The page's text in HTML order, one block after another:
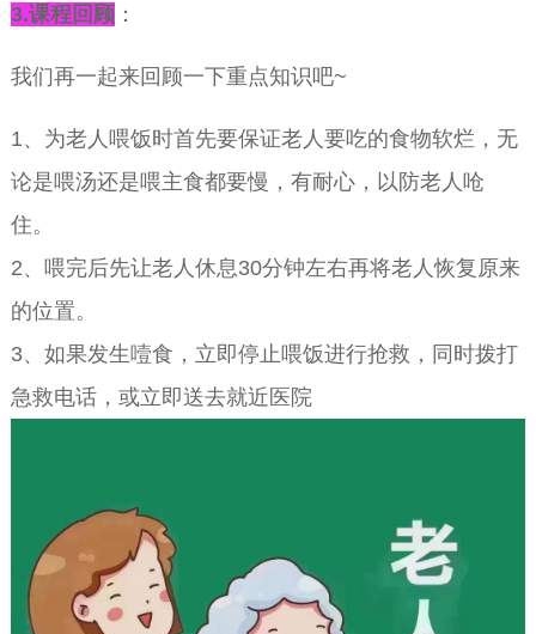
3.课程回顾：
我们再一起来回顾一下重点知识吧~
1、为老人喂饭时首先要保证老人要吃的食物软烂，无
论是喂汤还是喂主食都要慢，有耐心，以防老人呛
住。
2、喂完后先让老人休息30分钟左右再将老人恢复原来
的位置。
3、如果发生噎食，立即停止喂饭进行抢救，同时拨打
急救电话，或立即送去就近医院